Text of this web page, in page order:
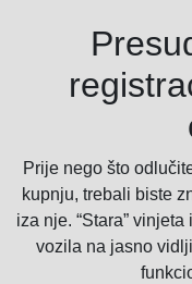
Prije nego što
kupnju, trebali biste
iza nje. “Stara”
vozila na jasno